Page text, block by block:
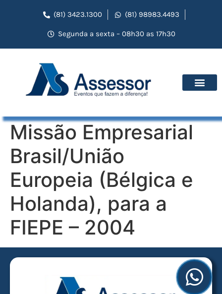
(81) 3423.1300 (81) 98983.4493
Segunda a sexta – 08h30 as 17h30
Missão Empresarial
Brasil/União
Europeia (Bélgica e
Holanda), para a
FIEPE – 2004